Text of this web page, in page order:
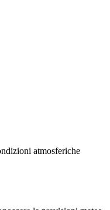
atmosferiche